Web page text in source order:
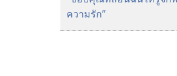
ความรัก”